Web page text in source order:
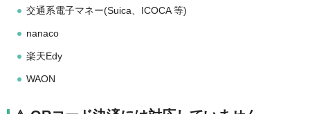
交通系電子マネー(Suica、ICOCA 等)
nanaco
楽天Edy
WAON